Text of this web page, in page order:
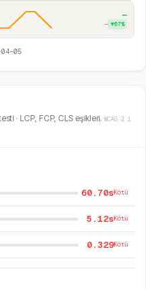
—
— ▼67%
05
· LCP, FCP, CLS eşikleri. WCAG 2.1
60.70sKötü
5.12sKötü
0.329Kötü